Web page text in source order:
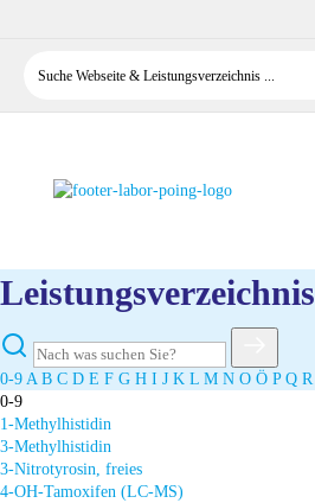
Leistungsverzeichnis
0-9 A B C D E F G H I J K L M N O Ö P Q R
0-9
1-Methylhistidin
3-Methylhistidin
3-Nitrotyrosin, freies
4-OH-Tamoxifen (LC-MS)